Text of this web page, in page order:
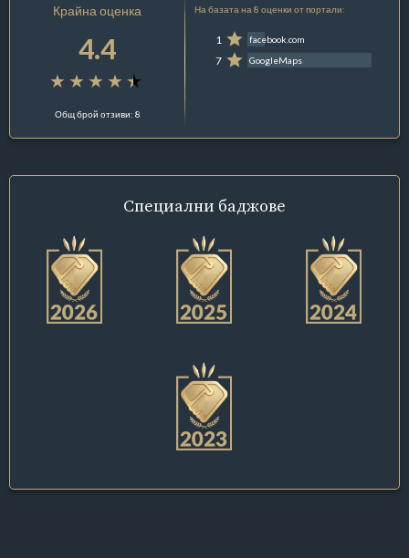
Крайна оценка
4.4
Общ брой отзиви: 8
На базата на 8 оценки от портали:
1 facebook.com
7 GoogleMaps
Специални баджове